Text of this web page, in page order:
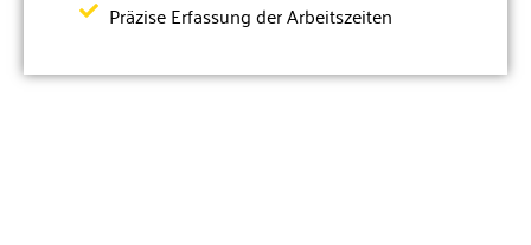
Präzise Erfassung der Arbeitszeiten